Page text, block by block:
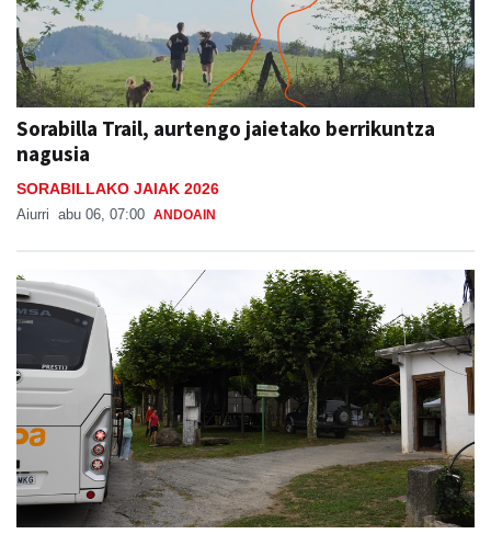
Sorabilla Trail, aurtengo jaietako berrikuntza
nagusia
SORABILLAKO JAIAK 2026
Aiurri abu 06, 07:00 ANDOAIN